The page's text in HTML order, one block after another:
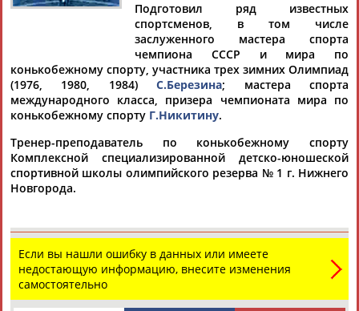
Ваш запрос: "Владимир АКИЛОВ"
По условиям запроса публикаций нет
ТАБЛО АКТИВНОСТИ
Вопросы сотрудничества и совместной деятельности
Подготовил ряд известных
спортсменов, в том числе
заслуженного мастера спорта
чемпиона СССР и мира по
конькобежному спорту, участника трех зимних Олимпиад
(1976, 1980, 1984)С.Березина; мастера спорта
международного класса, призера чемпионата мира по
конькобежному спорту Г.Никитину.
Тренер-преподаватель по конькобежному спорту
Комплексной специализированной детско-юношеской
спортивной школы олимпийского резерва № 1 г. Нижнего
Новгорода.
Если вы нашли ошибку в данных или имеете
недостающую информацию, внесите изменения
самостоятельно